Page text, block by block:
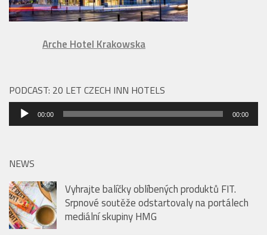
Arche Hotel Krakowska
PODCAST: 20 LET CZECH INN HOTELS
Audio
přehrávač
00:00 00:00
NEWS
Vyhrajte balíčky oblíbených produktů FIT.
Srpnové soutěže odstartovaly na portálech
mediální skupiny HMG